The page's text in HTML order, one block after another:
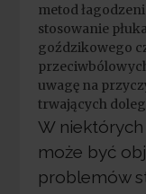
metod
stosowanie
goździkowego
uwagę na
trwających
W
może być
problemów